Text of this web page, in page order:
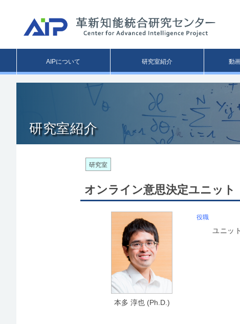
AIPについて 研究室紹介 動
研究室紹介
研究室
オンライン意思決定ユニット
本多 淳也 (Ph.D.)
役職
ユニッ